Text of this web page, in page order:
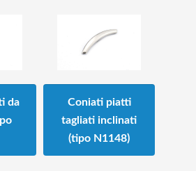
da
Coniati piatti
tagliati inclinati
(tipo N1148)